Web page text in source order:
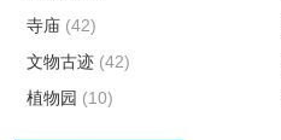
寺庙 (42)
文物古迹 (42)
植物园 (10)